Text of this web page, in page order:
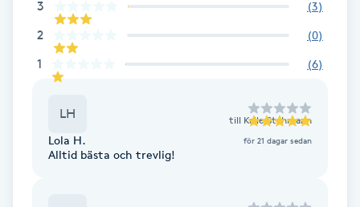
Diamantslipning
Enzympeeling
Extensions
Extensions borttagning
3 (3)
2 (0)
1 (6)
LH till Kalle Stahmann
Lola H. för 21 dagar sedan
Alltid bästa och trevlig!